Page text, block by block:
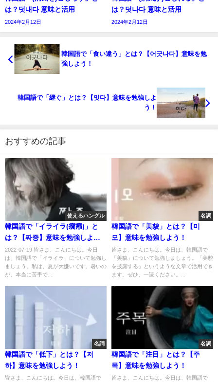
は？덧내다 意味と活用
2024年2月12日
は？덧나다 意味と活用
2024年2月12日
韓国語で「食い違う」とは？【어긋나다】意味を勉
強しよう！
韓国語で「継ぐ」とは？【잇다】意味を勉強しよ
う！
おすすめの記事
使えるハングル
韓国語で「イライラ(癇癪)」と
は？【짜증】意味を勉強しよ
う！
2022-07-19 皆さま、こんにちは。今日
は、韓国語で「イライラ」について勉強し
ましょう。私は、夏が大嫌いです。暑いの
が、本当に苦手で....
名詞
韓国語で「美貌」とは？【미
모】意味を勉強しよう！
皆さま、こんにちは。今日は、韓国語で
「美貌」について勉強しましょう。「美貌
を披露する」というような文章で活用でき
ます。ぜひ、一読ください。...
名詞
韓国語で「低下」とは？【저
하】意味を勉強しよう！
皆さま、こんにちは。今日は、韓国語で
名詞
韓国語で「注目」とは？【주
목】意味を勉強しよう！
皆さま、こんにちは。今日は、韓国語で